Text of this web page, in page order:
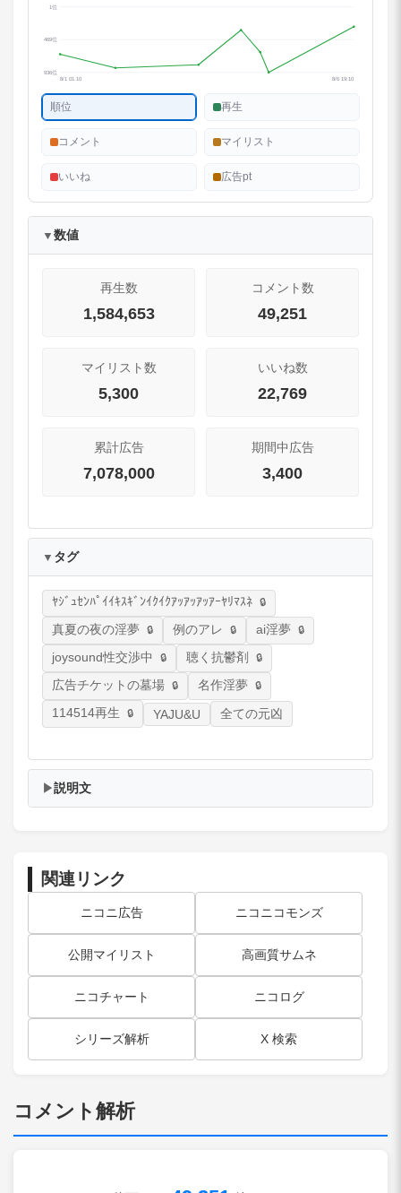
1位
469位
936位
8/1 01:10
8/6 19:10
順位 再生
コメント マイリスト
いいね 広告pt
▼ 数値
再生数
1,584,653
コメント数
49,251
マイリスト数
5,300
いいね数
22,769
累計広告
7,078,000
期間中広告
3,400
▼ タグ
ﾔｼﾞｭｾﾝﾊﾟｲｲｷｽｷﾞﾝｲｸｲｸｱｯｱｯｱｯｱｰﾔﾘﾏｽﾈ
真夏の夜の淫夢
例のアレ
ai淫夢
joysound性交渉中
聴く抗鬱剤
広告チケットの墓場
名作淫夢
114514再生
YAJU&U 全ての元凶
▶説明文
関連リンク
ニコニ広告 ニコニコモンズ
公開マイリスト 高画質サムネ
ニコチャート ニコログ
シリーズ解析 X 検索
コメント解析